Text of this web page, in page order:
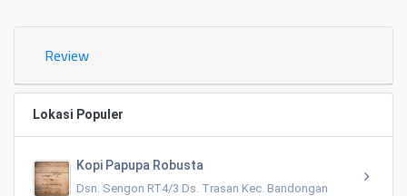
Review
Lokasi Populer
Kopi Papupa Robusta
Dsn. Sengon RT4/3 Ds. Trasan Kec. Bandongan